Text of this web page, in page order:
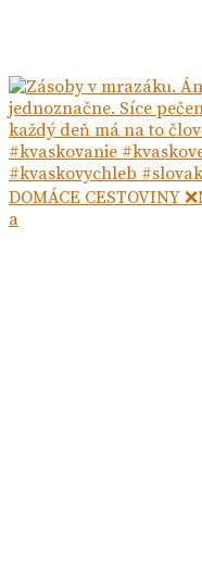
DOMÁCE CESTOVINY
a